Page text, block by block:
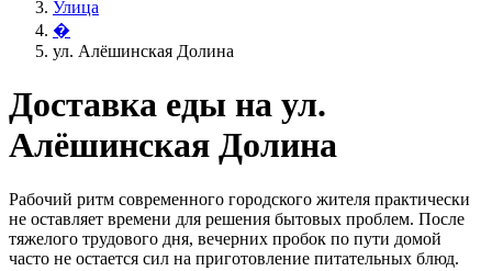
Улица
�
ул. Алёшинская Долина
Доставка еды на ул.
Алёшинская Долина
Рабочий ритм современного городского жителя практически
не оставляет времени для решения бытовых проблем. После
тяжелого трудового дня, вечерних пробок по пути домой
часто не остается сил на приготовление питательных блюд.